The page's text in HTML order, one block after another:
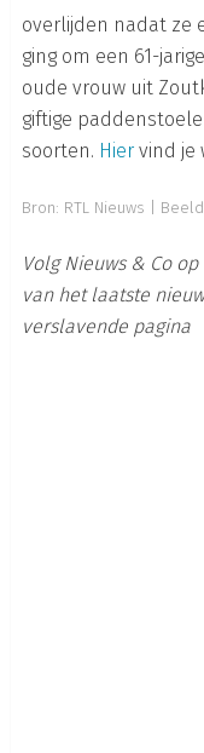
overlijden nadat ze
ging om een 61-
oude vrouw uit
giftige
soorten. Hiervind je
Bron: RTL Nieuws
Volg Nieuws & Co
van het laatste
verslavende pagina